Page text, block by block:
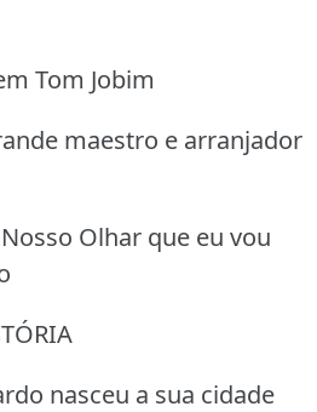
Tom Jobim
maestro e arranjador
Olhar que eu vou
nasceu a sua cidade